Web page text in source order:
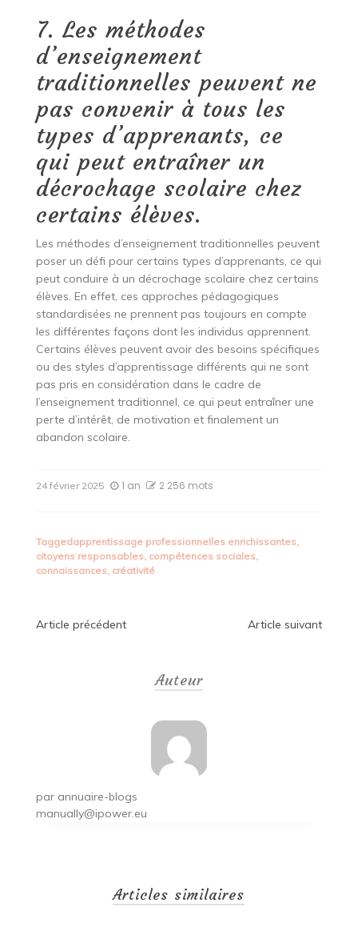
7. Les méthodes
d’enseignement
traditionnelles peuvent ne
pas convenir à tous les
types d’apprenants, ce
qui peut entraîner un
décrochage scolaire chez
certains élèves.
Les méthodes d’enseignement traditionnelles peuvent
poser un défi pour certains types d’apprenants, ce qui
peut conduire à un décrochage scolaire chez certains
élèves. En effet, ces approches pédagogiques
standardisées ne prennent pas toujours en compte
les différentes façons dont les individus apprennent.
Certains élèves peuvent avoir des besoins spécifiques
ou des styles d’apprentissage différents qui ne sont
pas pris en considération dans le cadre de
l’enseignement traditionnel, ce qui peut entraîner une
perte d’intérêt, de motivation et finalement un
abandon scolaire.
24 février 2025 1 an 2 256 mots
Taggedapprentissage professionnelles enrichissantes,
citoyens responsables, compétences sociales,
connaissances, créativité
Navigation
Article précédent Article suivant
Auteur
par annuaire-blogs
manually@ipower.eu
Articles similaires